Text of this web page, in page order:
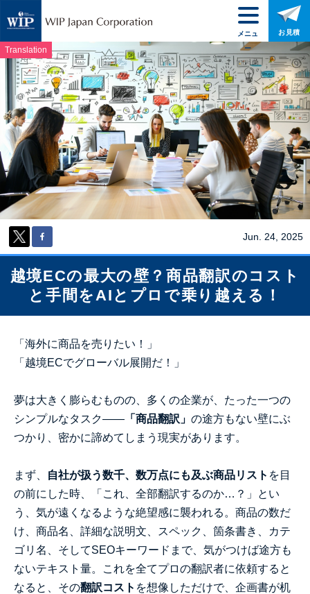
Translation
Jun. 24, 2025
越境ECの最大の壁？商品翻訳のコスト
と手間をAIとプロで乗り越える！
「海外に商品を売りたい！」
「越境ECでグローバル展開だ！」
夢は大きく膨らむものの、多くの企業が、たった一つの
シンプルなタスク―― 「商品翻訳」 の途方もない壁にぶ
つかり、密かに諦めてしまう現実があります。
まず、 自社が扱う数千、数万点にも及ぶ商品リスト を目
の前にした時、「これ、全部翻訳するのか…？」とい
う、気が遠くなるような絶望感に襲われる。商品の数だ
け、商品名、詳細な説明文、スペック、箇条書き、カテ
ゴリ名、そしてSEOキーワードまで、気がつけば途方も
ないテキスト量。これを全てプロの翻訳者に依頼すると
なると、その翻訳コスト を想像しただけで、企画書が机
メニュ
ー
お見積